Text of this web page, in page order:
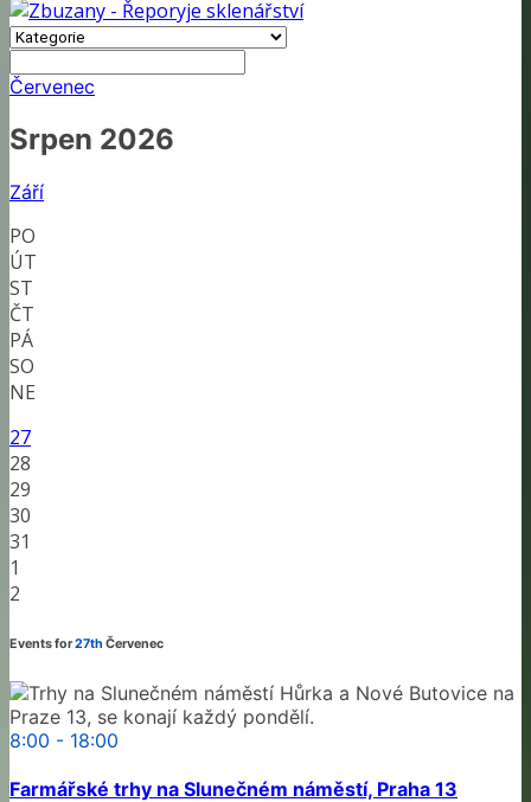
Červenec
Srpen 2026
Září
PO
ÚT
ST
ČT
PÁ
SO
NE
27
28
29
30
31
1
2
Events for27th Červenec
8:00 - 18:00
Farmářské trhy na Slunečném náměstí, Praha 13